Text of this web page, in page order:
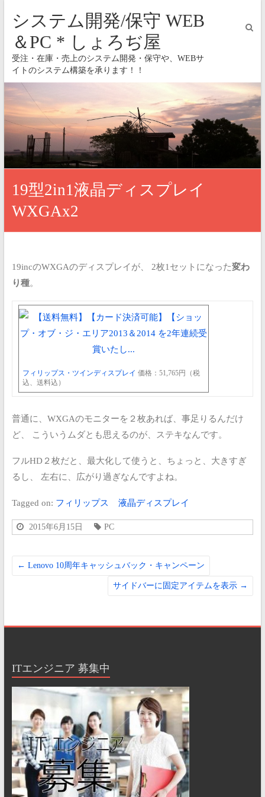
システム開発/保守 WEB
＆PC * しょろぢ屋
受注・在庫・売上のシステム開発・保守や、WEBサ
イトのシステム構築を承ります！！
19型2in1液晶ディスプレイ
WXGAx2
19incのWXGAのディスプレイが、 2枚1セットになった変わ
り種。
フィリップス・ツインディスプレイ 価格：51,765円（税
込、送料込）
普通に、WXGAのモニターを２枚あれば、事足りるんだけ
ど、
こういうムダとも思えるのが、ステキなんです。
フルHD２枚だと、最大化して使うと、ちょっと、大きすぎ
るし、
左右に、広がり過ぎなんですよね。
Tagged on: フィリップス 液晶ディスプレイ
2015年6月15日 PC
← Lenovo 10周年キャッシュバック・キャンペーン
サイドバーに固定アイテムを表示 →
ITエンジニア 募集中